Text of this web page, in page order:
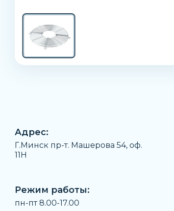
Адрес:
Г.Минск пр-т. Машерова 54, оф.
11H
Режим работы:
пн-пт 8.00-17.00